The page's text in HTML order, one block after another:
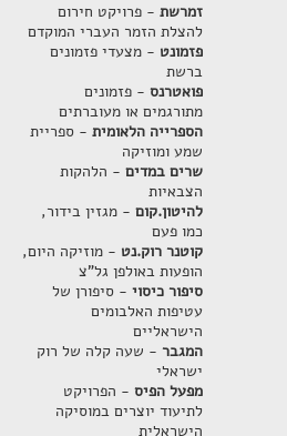
זמרשת- פרויקט חירום
להצלת הזמר העברי המוקדם
פזמונט - מצעדי פזמונים
ברשת
פואטרנס- פזמונים
מתורגמים או מעוברתים
הספרייה הלאומית- ספריית
שמע ומוזיקה
שרים במדים- הלהקות
הצבאיות
להיטון.קום- מגזין בידור,
כמו פעם
קוטנר רוק.נט - מוזיקה היום,
הופעות באולפן גל"צ
סיפור כיסוי- סיפורן של
עטיפות האלבומים
הישראליים
המגבר- שעה קלה של רוק
ישראלי
מפעל הפיס- הפרויקט
לתיעוד יוצרים במוסיקה
הישראלית